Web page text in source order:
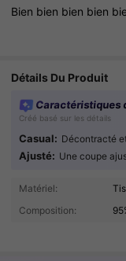
Bien bien bien bien
Détails Du Produit
Caractéristiques
Créé basé sur les détails
Casual: Décontracté
Ajusté: Une coupe
Matériel:
Composition: